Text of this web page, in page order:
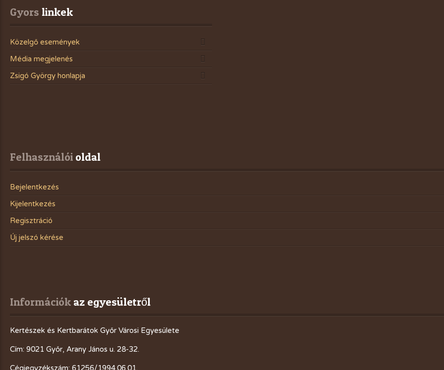
Gyors linkek
Közelgő események
Média megjelenés
Zsigó György honlapja
Felhasználói oldal
Bejelentkezés
Kijelentkezés
Regisztráció
Új jelszó kérése
Információk az egyesületről
Kertészek és Kertbarátok Győr Városi Egyesülete
Cím: 9021 Győr, Arany János u. 28-32.
Cégjegyzékszám: 61256/1994.06.01.